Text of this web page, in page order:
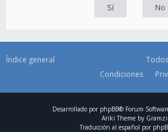
Índice general
Condiciones
Desarrollado por phpBB® Forum
Ariki Theme by
Traducción al español por